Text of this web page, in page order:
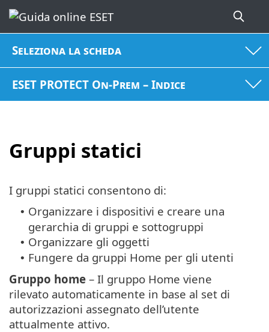
Seleziona la scheda
ESET PROTECT On-Prem – Indice
Gruppi statici
I gruppi statici consentono di:
• Organizzare i dispositivi e creare una
gerarchia di gruppi e sottogruppi
• Organizzare gli oggetti
• Fungere da gruppi Home per gli utenti
Gruppo home – Il gruppo Home viene
rilevato automaticamente in base al set di
autorizzazioni assegnato dell’utente
attualmente attivo.